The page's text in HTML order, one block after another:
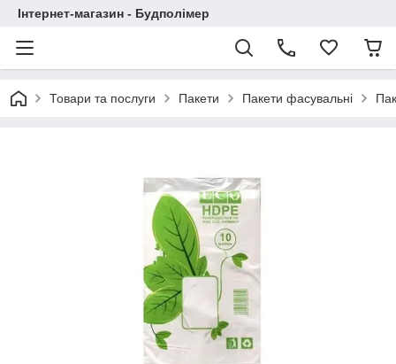
Інтернет-магазин - Будполімер
Товари та послуги Пакети Пакети фасувальні